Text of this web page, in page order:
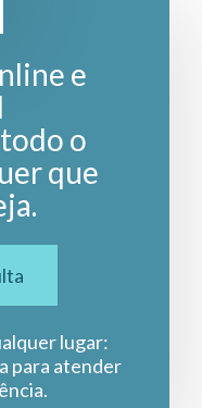
e
o
que
lugar:
para atender